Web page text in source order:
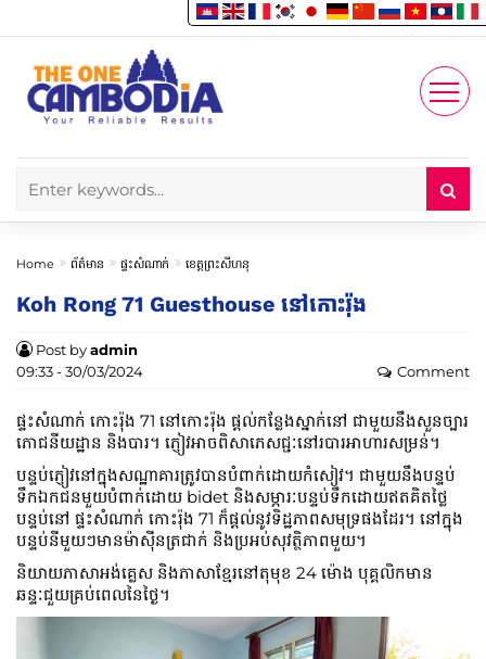
Account
Enjoy
Home ព័ត៌មាន ផ្ទះសំណាក់ ខេត្តព្រះសីហនុ
Koh Rong 71 Guesthouse នៅកោះរ៉ុង
Post byadmin
09:33 - 30/03/2024
Comment
ផ្ទះសំណាក់ កោះរ៉ុង 71 នៅកោះរ៉ុង ផ្តល់កន្លែងស្នាក់នៅ ជាមួយនឹងសួនច្បារ
ភោជនីយដ្ឋាន និងបារ។ ភ្ញៀវអាចពិសាភេសជ្ជៈនៅរបារអាហារសម្រន់។
បន្ទប់ភ្ញៀវនៅក្នុងសណ្ឋាគារត្រូវបានបំពាក់ដោយកំសៀវ។ ជាមួយនឹងបន្ទប់
ទឹកឯកជនមួយបំពាក់ដោយ bidet និងសម្ភារៈបន្ទប់ទឹកដោយឥតគិតថ្លៃ
បន្ទប់នៅ ផ្ទះសំណាក់ កោះរ៉ុង 71 ក៏ផ្តល់នូវទិដ្ឋភាពសមុទ្រផងដែរ។ នៅក្នុង
បន្ទប់នីមួយៗមានម៉ាស៊ីនត្រជាក់ និងប្រអប់សុវត្ថិភាពមួយ។
និយាយភាសាអង់គ្លេស និងភាសាខ្មែរនៅតុមុខ 24 ម៉ោង បុគ្គលិកមាន
ឆន្ទៈជួយគ្រប់ពេលនៃថ្ងៃ។